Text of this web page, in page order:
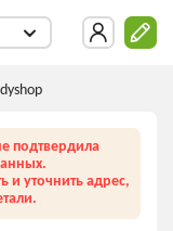
подтвердила
и уточнить адрес,